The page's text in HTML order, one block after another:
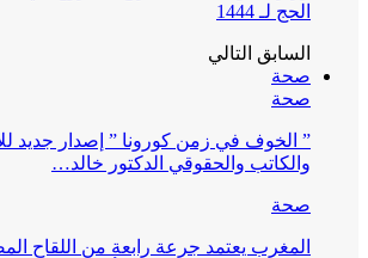
الحج لـ 1444
السابق التالي
صحة
صحة
” الخوف في زمن كورونا ” إصدار جديد
والكاتب والحقوقي الدكتور خالد…
صحة
المغرب يعتمد جرعة رابعة من اللقاح